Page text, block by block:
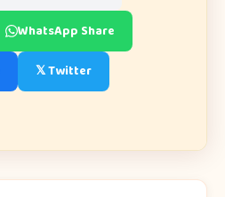
WhatsApp Share
𝕏 Twitter